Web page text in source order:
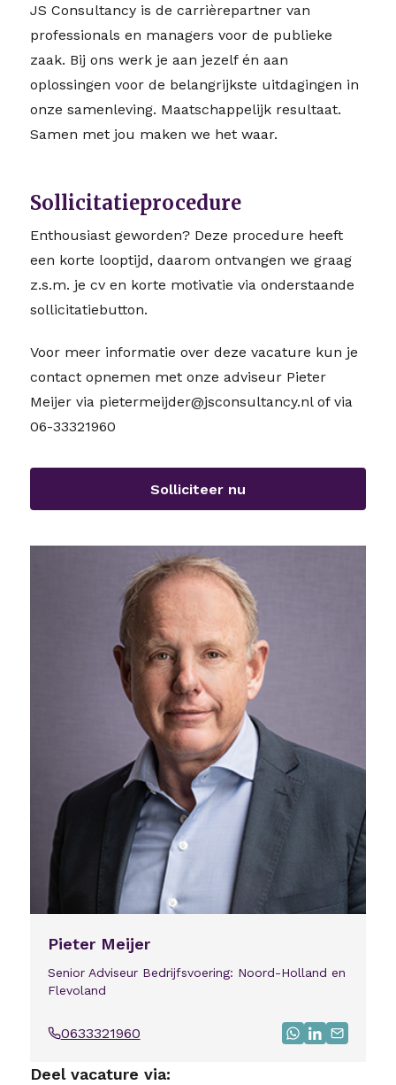
JS Consultancy is de carrièrepartner van
professionals en managers voor de publieke
zaak. Bij ons werk je aan jezelf én aan
oplossingen voor de belangrijkste uitdagingen in
onze samenleving. Maatschappelijk resultaat.
Samen met jou maken we het waar.
Sollicitatieprocedure
Enthousiast geworden? Deze procedure heeft
een korte looptijd, daarom ontvangen we graag
z.s.m. je cv en korte motivatie via onderstaande
sollicitatiebutton.
Voor meer informatie over deze vacature kun je
contact opnemen met onze adviseur Pieter
Meijer via pietermeijder@jsconsultancy.nl of via
06-33321960
Solliciteer nu
Pieter Meijer
Senior Adviseur Bedrijfsvoering: Noord-Holland en
Flevoland
Bel
0633321960
Stuur bericht
Bezoek
Mail mij
Deel vacature via: